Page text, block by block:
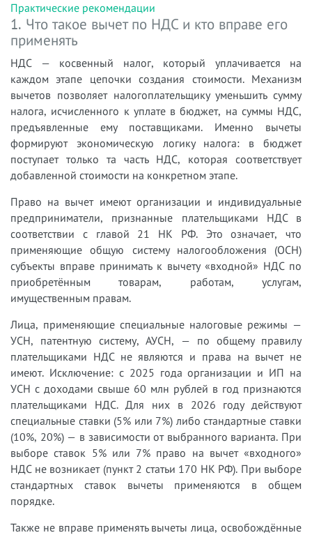
Практические рекомендации
1. Что такое вычет по НДС и кто вправе его
применять
НДС — косвенный налог, который уплачивается на
каждом этапе цепочки создания стоимости. Механизм
вычетов позволяет налогоплательщику уменьшить сумму
налога, исчисленного к уплате в бюджет, на суммы НДС,
предъявленные ему поставщиками. Именно вычеты
формируют экономическую логику налога: в бюджет
поступает только та часть НДС, которая соответствует
добавленной стоимости на конкретном этапе.
Право на вычет имеют организации и индивидуальные
предприниматели, признанные плательщиками НДС в
соответствии с главой 21 НК РФ. Это означает, что
применяющие общую систему налогообложения (ОСН)
субъекты вправе принимать к вычету «входной» НДС по
приобретённым товарам, работам, услугам,
имущественным правам.
Лица, применяющие специальные налоговые режимы —
УСН, патентную систему, АУСН, — по общему правилу
плательщиками НДС не являются и права на вычет не
имеют. Исключение: с 2025 года организации и ИП на
УСН с доходами свыше 60 млн рублей в год признаются
плательщиками НДС. Для них в 2026 году действуют
специальные ставки (5% или 7%) либо стандартные ставки
(10%, 20%) — в зависимости от выбранного варианта. При
выборе ставок 5% или 7% право на вычет «входного»
НДС не возникает (пункт 2 статьи 170 НК РФ). При выборе
стандартных ставок вычеты применяются в общем
порядке.
Также не вправе применять вычеты лица, освобождённые